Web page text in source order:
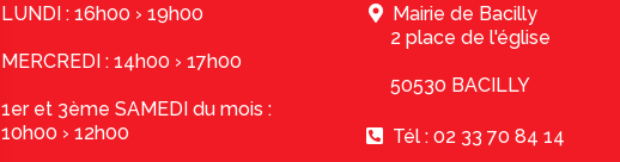
LUNDI : 16h00 › 19h00
MERCREDI : 14h00 › 17h00
1er et 3ème SAMEDI du mois :
10h00 › 12h00
Mairie de Bacilly
2 place de l'église
50530 BACILLY
Tél : 02 33 70 84 14